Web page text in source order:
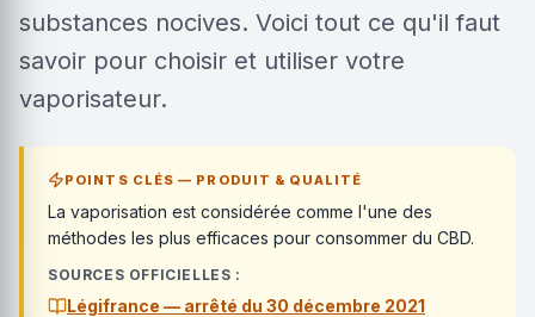
substances nocives. Voici tout ce qu'il faut
savoir pour choisir et utiliser votre
vaporisateur.
POINTS CLÉS — PRODUIT & QUALITÉ
La vaporisation est considérée comme l'une des
méthodes les plus efficaces pour consommer du CBD.
SOURCES OFFICIELLES :
Légifrance — arrêté du 30 décembre 2021